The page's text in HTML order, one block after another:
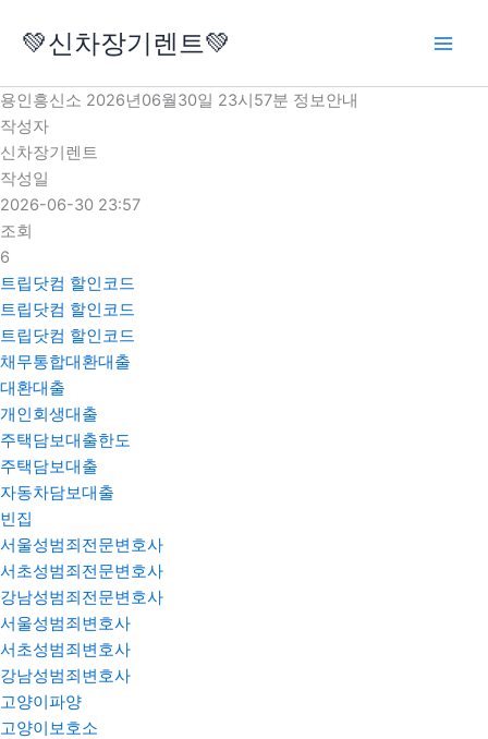
로
건
너
뛰
기
💚신차장기렌트💚
용인흥신소 2026년06월30일 23시57분 정보안내
작성자
신차장기렌트
작성일
2026-06-30 23:57
조회
6
트립닷컴 할인코드
트립닷컴 할인코드
트립닷컴 할인코드
채무통합대환대출
대환대출
개인회생대출
주택담보대출한도
주택담보대출
자동차담보대출
빈집
서울성범죄전문변호사
서초성범죄전문변호사
강남성범죄전문변호사
서울성범죄변호사
서초성범죄변호사
강남성범죄변호사
고양이파양
고양이보호소